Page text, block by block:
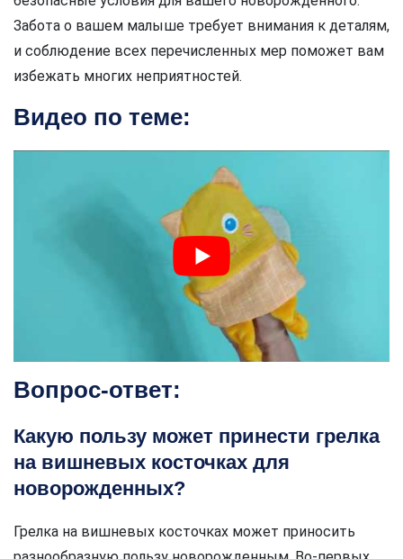
Забота о вашем малыше требует внимания к деталям,
и соблюдение всех перечисленных мер поможет вам
избежать многих неприятностей.
Видео по теме:
Вопрос-ответ:
Какую пользу может принести грелка
на вишневых косточках для
новорожденных?
Грелка на вишневых косточках может приносить